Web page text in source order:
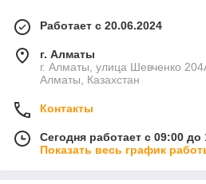
Работает с 20.06.2024
г. Алматы
г. Алматы, улица Шевченко
Алматы, Казахстан
Контакты
Сегодня работает с 09:00 до
Показать весь график